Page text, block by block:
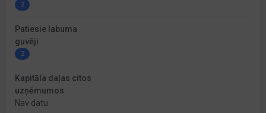
2
Patiesie labuma
guvēji
2
Kapitāla daļas citos
uzņēmumos
Nav datu